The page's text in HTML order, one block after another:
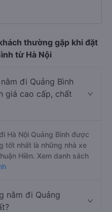
thường gặp khi đặt
từ Hà Nội
đi Quảng Bình
giá cao cấp, chất
Hà Nội Quảng Bình được
tốt nhất là những nhà xe
Hiền. Xem danh sách
nằm đi Quảng